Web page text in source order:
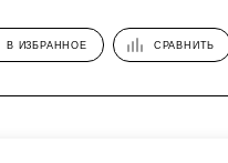
В ИЗБРАННОЕ СРАВНИТЬ